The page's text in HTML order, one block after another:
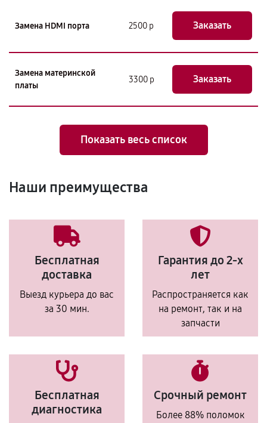
Замена HDMI порта 2500 р Заказать
Замена материнской
платы
3300 р Заказать
Показать весь список
Наши преимущества
Бесплатная
доставка
Выезд курьера до вас
за 30 мин.
Гарантия до 2-х
лет
Распространяется как
на ремонт, так и на
запчасти
Бесплатная
диагностика
Срочный ремонт
Более 88% поломок